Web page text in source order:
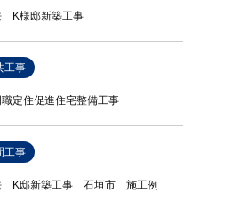
K様邸新築工事
工事
定住促進住宅整備工事
工事
K邸新築工事 石垣市 施工例